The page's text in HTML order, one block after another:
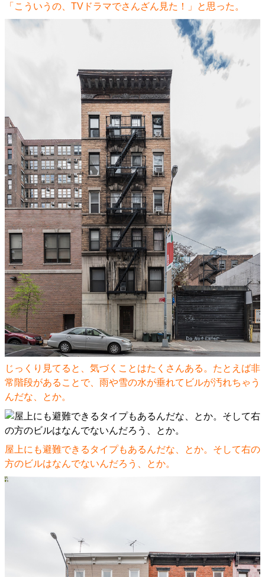
「こういうの、TVドラマでさんざん見た！」と思った。
じっくり見てると、気づくことはたくさんある。たとえば非
常階段があることで、雨や雪の水が垂れてビルが汚れちゃう
んだな、とか。
屋上にも避難できるタイプもあるんだな、とか。そして右の
方のビルはなんでないんだろう、とか。